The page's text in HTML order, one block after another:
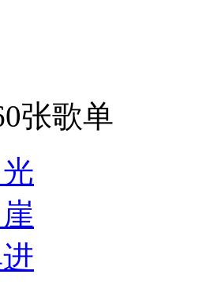
张歌单